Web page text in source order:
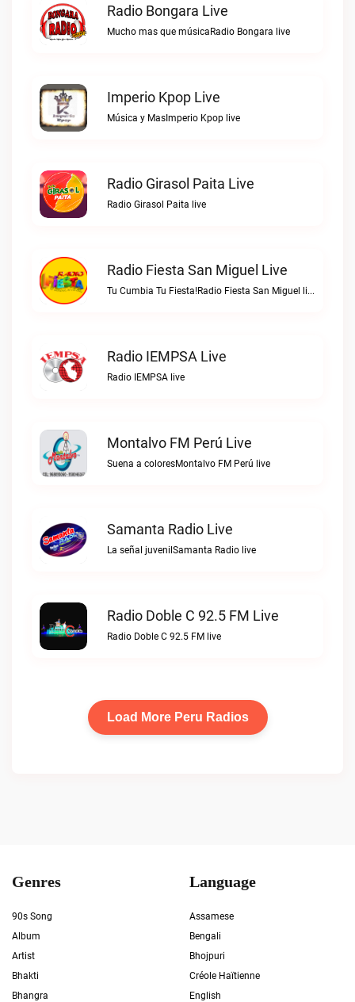
Radio Bongara Live
Mucho mas que músicaRadio Bongara live
Imperio Kpop Live
Música y MasImperio Kpop live
Radio Girasol Paita Live
Radio Girasol Paita live
Radio Fiesta San Miguel Live
Tu Cumbia Tu Fiesta!Radio Fiesta San Miguel live
Radio IEMPSA Live
Radio IEMPSA live
Montalvo FM Perú Live
Suena a coloresMontalvo FM Perú live
Samanta Radio Live
La señal juvenilSamanta Radio live
Radio Doble C 92.5 FM Live
Radio Doble C 92.5 FM live
Load More Peru Radios
Genres
90s Song
Album
Artist
Bhakti
Bhangra
Language
Assamese
Bengali
Bhojpuri
Créole Haïtienne
English